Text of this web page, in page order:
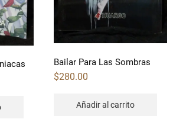
Bailar Para Las Sombras
$280.00
Añadir al carrito